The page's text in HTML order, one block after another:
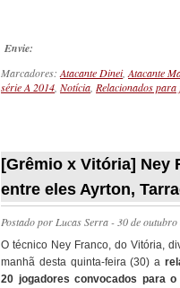
Envie:
Marcadores:Atacante Dinei,Atacante
série A 2014, Notícia, Relacionados para
[Grêmio x Vitória] Ney
entre eles Ayrton,
Postado por Lucas Serra- 30 de outubro
O técnico Ney Franco, do Vitória,
manhã desta quinta-feira (30) a
20 jogadores convocados para o